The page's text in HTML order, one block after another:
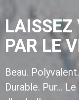
LAISSEZ
PAR LE
Beau.
Durable. Pur...